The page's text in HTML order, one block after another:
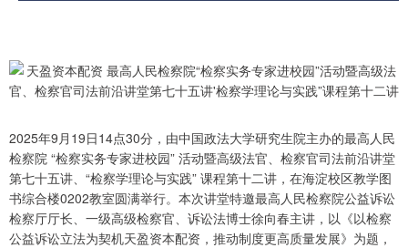
2025年9月19日14点30分，由中国政法大学研究生院主办的最高人民
检察院 “检察实务专家进校园” 活动暨高级法官、检察官司法前沿讲堂
第七十五讲、“检察学理论与实践” 课程第十二讲，在海淀校区教学图
书综合楼0202教室圆满举行。本次讲堂特邀最高人民检察院公益诉讼
检察厅厅长、一级高级检察官、诉讼法博士徐向春主讲，以《以检察
公益诉讼立法为契机天盈资本配资，推动制度更高质量发展》为题，